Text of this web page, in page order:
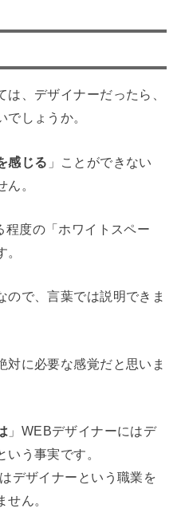
は、デザイナーだったら、
しょうか。
感じる 」ことができない
。
程度の「ホワイトスペー
ので、言葉では説明できま
対に必要な感覚だと思いま
」WEBデザイナーにはデ
う事実です。
デザイナーという職業を
ん。